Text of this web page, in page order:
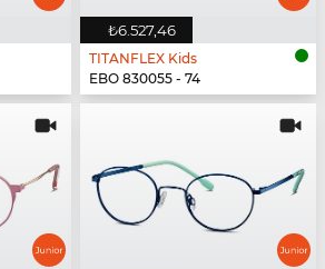
₺6.527,46
TITANFLEX Kids
EBO 830055 - 74